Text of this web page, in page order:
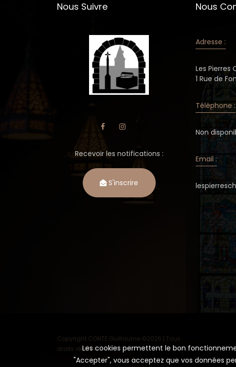
Nous Suivre
Recevoir les notifications :
S'inscrire
Copyright CONTE Guillaume ©2026 | Tous
droits réservés.
Nous
Adresse :
Les Pierres
1 Rue de
Téléphone :
Non
Email :
Les cookies permettent le bon
"Accepter", vous acceptez que vos données